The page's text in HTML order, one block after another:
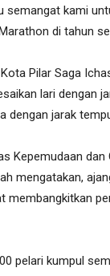
semangat kami
di tahun
Pilar Saga
lari dengan
dengan jarak
Kepemudaan dan
mengatakan,
membangkitkan
pelari kumpul